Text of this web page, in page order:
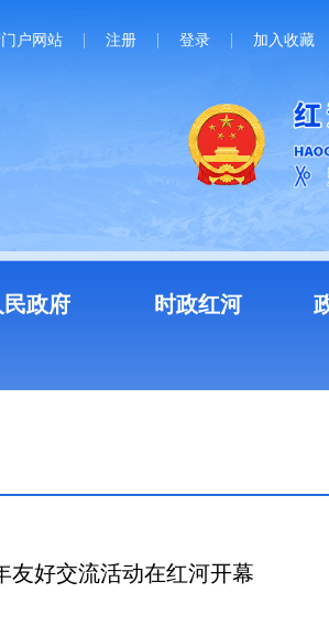
户网站 注册 登录 加入收藏
政府 时政红河
友好交流活动在红河开幕